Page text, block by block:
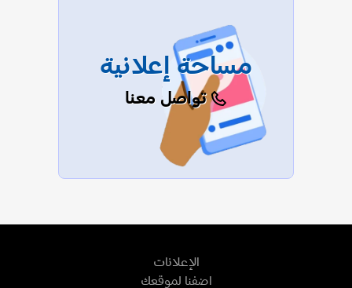
مساحة إعلانية
تواصل معنا
الإعلانات
اضفنا لموقعك